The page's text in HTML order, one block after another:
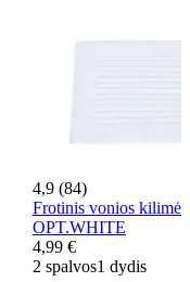
4,9 (84)
Frotinis vonios
OPT.WHITE
4,99 €
2 spalvos1 dydis